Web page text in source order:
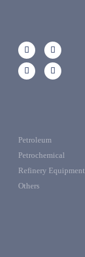
Petroleum
Petrochemical
Refinery Equipment
Others